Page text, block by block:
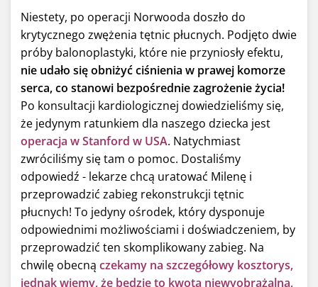
Niestety, po operacji Norwooda doszło do
krytycznego zwężenia tętnic płucnych. Podjęto dwie
próby balonoplastyki, które nie przyniosły efektu,
nie udało się obniżyć ciśnienia w prawej komorze
serca, co stanowi bezpośrednie zagrożenie życia!
Po konsultacji kardiologicznej dowiedzieliśmy się,
że jedynym ratunkiem dla naszego dziecka jest
operacja w Stanford w USA. Natychmiast
zwróciliśmy się tam o pomoc. Dostaliśmy
odpowiedź - lekarze chcą uratować Milenę i
przeprowadzić zabieg rekonstrukcji tętnic
płucnych! To jedyny ośrodek, który dysponuje
odpowiednimi możliwościami i doświadczeniem, by
przeprowadzić ten skomplikowany zabieg. Na
chwilę obecną czekamy na szczegółowy kosztorys,
jednak wiemy, że będzie to kwota niewyobrażalna,